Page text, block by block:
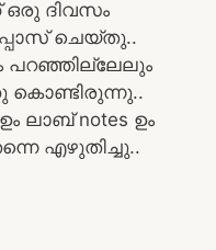
ദിവസം
ചെയ്തു..
പറഞ്ഞില്ലേലും
ലാബ് notes ഉം
എഴുതിച്ചു..